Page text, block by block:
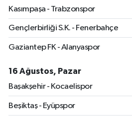
Kasımpaşa - Trabzonspor
Gençlerbirliği S.K. - Fenerbahçe
Gaziantep FK - Alanyaspor
16 Ağustos, Pazar
Başakşehir - Kocaelispor
Beşiktaş - Eyüpspor